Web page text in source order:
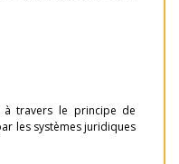
à travers le principe de
les systèmes juridiques